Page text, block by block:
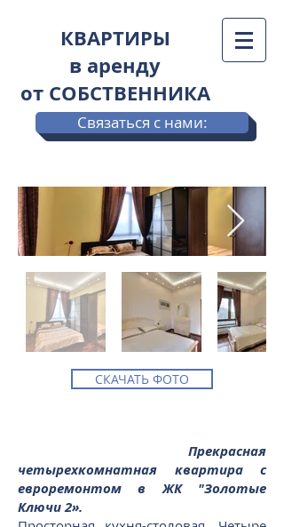
КВАРТИРЫ
в аренду
от СОБСТВЕННИКА
Связаться с нами:
СКАЧАТЬ ФОТО
Прекрасная
четырехкомнатная квартира с
евроремонтом в ЖК "Золотые
Ключи 2».